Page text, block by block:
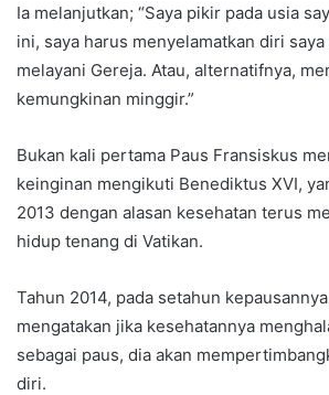
Ia melanjutkan; “Saya pikir pada usia
ini, saya harus menyelamatkan diri
melayani Gereja. Atau, alternatifnya,
kemungkinan minggir.”
Bukan kali pertama Paus Fransiskus
keinginan mengikuti Benediktus XVI,
2013 dengan alasan kesehatan terus
hidup tenang di Vatikan.
Tahun 2014, pada setahun
mengatakan jika kesehatannya
sebagai paus, dia akan
diri.